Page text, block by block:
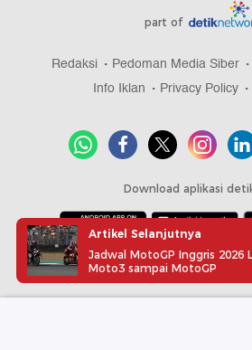
part of
Redaksi Pedoman Media Siber
Info Iklan
Privacy Policy
Download aplikasi
Copyright @ 2026 detikcom,
Artikel Selanjutnya
Jadwal MotoGP Inggris 2026
Moto3 sampai MotoGP